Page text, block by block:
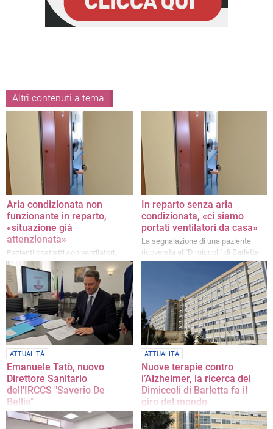
Altri contenuti a tema
Aria condizionata non
funzionante in reparto,
«situazione già
attenzionata»
Pazienti costretti con ventilatori,
sollecitato l'intervento dei tecnici per
il ripristino degli impianti
In reparto senza aria
condizionata, «ci siamo
portati ventilatori da casa»
La segnalazione di una paziente
ricoverata al "Dimiccoli" di Barletta.
«Chiediamo solo di essere
curati dignitosamente»
ATTUALITÀ
Emanuele Tatò, nuovo
Direttore Sanitario
dell'IRCCS "Saverio De
Bellis"
Per lunghi anni è stato Capo
Dipartimento dei Presidi ospedalieri
ATTUALITÀ
Nuove terapie contro
l’Alzheimer, la ricerca del
Dimiccoli di Barletta fa il
giro del mondo
L'articolo di Tiziana Dimatteo
inserito in una rivista scientifica